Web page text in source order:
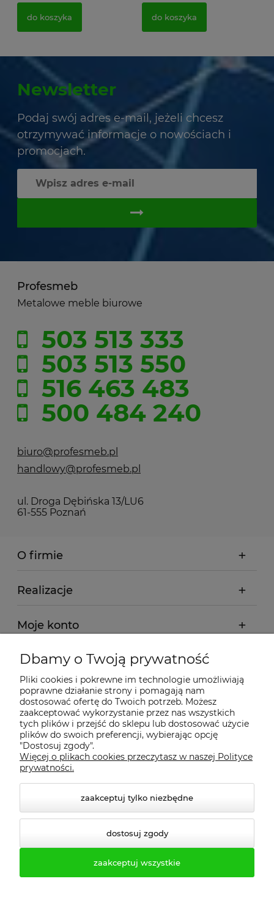
do koszyka do koszyka
Newsletter
Podaj swój adres e-mail, jeżeli chcesz
otrzymywać informacje o nowościach i
promocjach.
Profesmeb
Metalowe meble biurowe
503 513 333
503 513 550
516 463 483
500 484 240
biuro@profesmeb.pl
handlowy@profesmeb.pl
ul. Droga Dębińska 13/LU6
61-555 Poznań
O firmie
Realizacje
Moje konto
Regulamin
Dostawa - realizacja
Gwarancja i zwroty
Pomoc
Dbamy o Twoją prywatność
Pliki cookies i pokrewne im technologie umożliwiają
poprawne działanie strony i pomagają nam
dostosować ofertę do Twoich potrzeb. Możesz
zaakceptować wykorzystanie przez nas wszystkich
tych plików i przejść do sklepu lub dostosować użycie
plików do swoich preferencji, wybierając opcję
"Dostosuj zgody".
Więcej o plikach cookies przeczytasz w naszej Polityce
prywatności.
zaakceptuj tylko niezbędne
dostosuj zgody
zaakceptuj wszystkie